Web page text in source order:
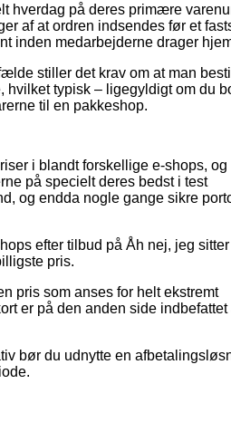
hverdag på deres primære
af at ordren indsendes før et
inden medarbejderne drager
stiller det krav om at man
typisk – ligegyldigt om du
til en pakkeshop.
i blandt forskellige e-shops, og
på specielt deres bedst i test
og endda nogle gange sikre
efter tilbud på Åh nej, jeg sitter
pris.
pris som anses for helt ekstremt
er på den anden side indbefattet
bør du udnytte en